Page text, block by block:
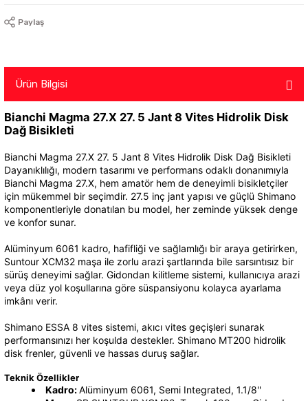
Paylaş
Ürün Bilgisi
Bianchi Magma 27.X 27. 5 Jant 8 Vites Hidrolik Disk
Dağ Bisikleti
Bianchi Magma 27.X 27. 5 Jant 8 Vites Hidrolik Disk Dağ Bisikleti
Dayanıklılığı, modern tasarımı ve performans odaklı donanımıyla
Bianchi Magma 27.X, hem amatör hem de deneyimli bisikletçiler
için mükemmel bir seçimdir. 27.5 inç jant yapısı ve güçlü Shimano
komponentleriyle donatılan bu model, her zeminde yüksek denge
ve konfor sunar.
Alüminyum 6061 kadro, hafifliği ve sağlamlığı bir araya getirirken,
Suntour XCM32 maşa ile zorlu arazi şartlarında bile sarsıntısız bir
sürüş deneyimi sağlar. Gidondan kilitleme sistemi, kullanıcıya arazi
veya düz yol koşullarına göre süspansiyonu kolayca ayarlama
imkânı verir.
Shimano ESSA 8 vites sistemi, akıcı vites geçişleri sunarak
performansınızı her koşulda destekler. Shimano MT200 hidrolik
disk frenler, güvenli ve hassas duruş sağlar.
Teknik Özellikler
Kadro:Alüminyum 6061, Semi Integrated, 1.1/8''